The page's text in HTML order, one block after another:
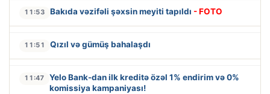
11:53 Bakıda vəzifəli şəxsin meyiti tapıldı - FOTO
11:51 Qızıl və gümüş bahalaşdı
11:47
Yelo Bank-dan ilk kreditə özəl 1% endirim və 0%
komissiya kampaniyası!